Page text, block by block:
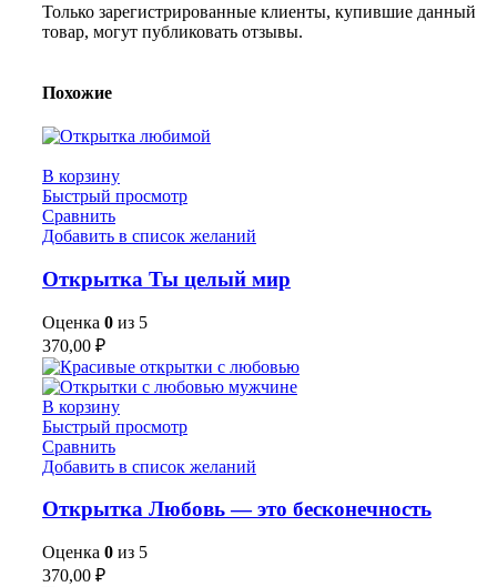
Только зарегистрированные клиенты, купившие данный
товар, могут публиковать отзывы.
Похожие
В корзину
Быстрый просмотр
Сравнить
Добавить в список желаний
Открытка Ты целый мир
Оценка 0 из 5
370,00 ₽
В корзину
Быстрый просмотр
Сравнить
Добавить в список желаний
Открытка Любовь — это бесконечность
Оценка 0 из 5
370,00 ₽